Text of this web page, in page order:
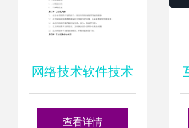
网络技术软件技术
服务合同（技术开
查看详情